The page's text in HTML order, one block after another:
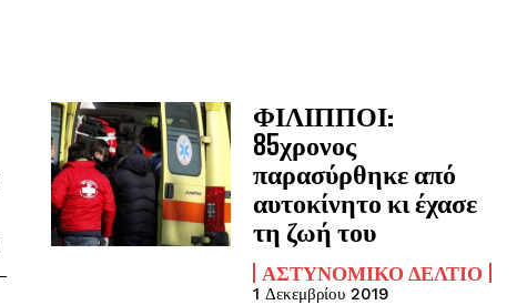
ΦΙΛΙΠΠΟΙ:
85χρονος
παρασύρθηκε από
αυτοκίνητο κι έχασε
τη ζωή του
ΑΣΤΥΝΟΜΙΚΌ ΔΕΛΤΊΟ
1 Δεκεμβρίου 2019